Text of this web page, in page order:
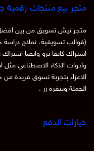
متجر بيع منتجات رقمية
متجر تيش تسويق من بين
(قوالب تسويقية، نماذج
اشتراك كانفا برو وايضا
الاعزاء بتجربة تسوق فريدة من
الجملة وبنقرة زر .
خيارات الدفع